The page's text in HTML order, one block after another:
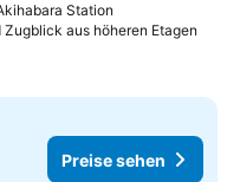
Station
aus höheren Etagen
Preise sehen